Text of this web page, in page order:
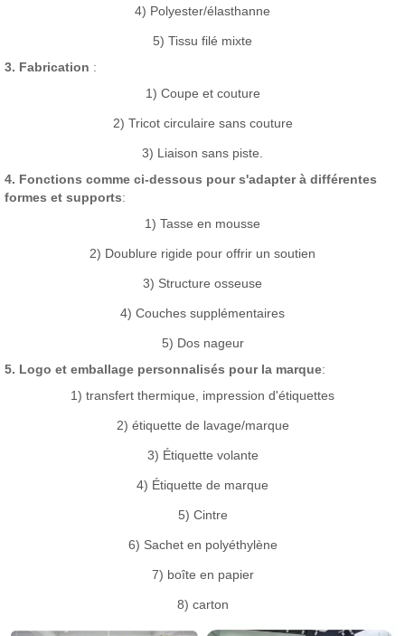
4) Polyester/élasthanne
5) Tissu filé mixte
3. Fabrication :
1) Coupe et couture
2) Tricot circulaire sans couture
3) Liaison sans piste.
4. Fonctions comme ci-dessous pour s'adapter à différentes
formes et supports:
1) Tasse en mousse
2) Doublure rigide pour offrir un soutien
3) Structure osseuse
4) Couches supplémentaires
5) Dos nageur
5. Logo et emballage personnalisés pour la marque:
1) transfert thermique, impression d'étiquettes
2) étiquette de lavage/marque
3) Étiquette volante
4) Étiquette de marque
5) Cintre
6) Sachet en polyéthylène
7) boîte en papier
8) carton